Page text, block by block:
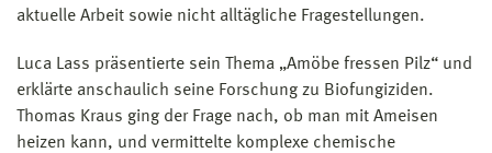
aktuelle Arbeit sowie nicht alltägliche Fragestellungen.
Luca Lass präsentierte sein Thema „Amöbe fressen Pilz“ und
erklärte anschaulich seine Forschung zu Biofungiziden.
Thomas Kraus ging der Frage nach, ob man mit Ameisen
heizen kann, und vermittelte komplexe chemische